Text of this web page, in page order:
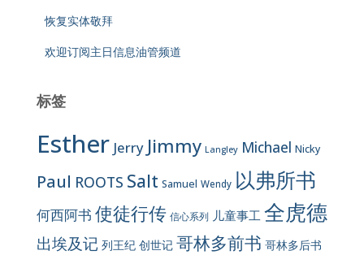
恢复实体敬拜
欢迎订阅主日信息油管频道
标签
Esther Jerry Jimmy Langley Michael Nicky
Paul ROOTS Salt Samuel Wendy 以弗所书
何西阿书 使徒行传 信心系列 儿童事工 全虎德
出埃及记 列王纪 创世记 哥林多前书 哥林多后书